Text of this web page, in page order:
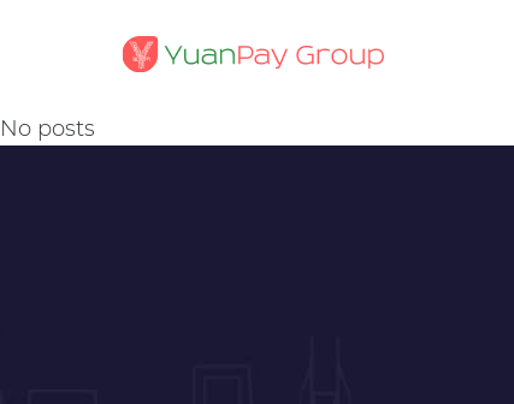
No posts